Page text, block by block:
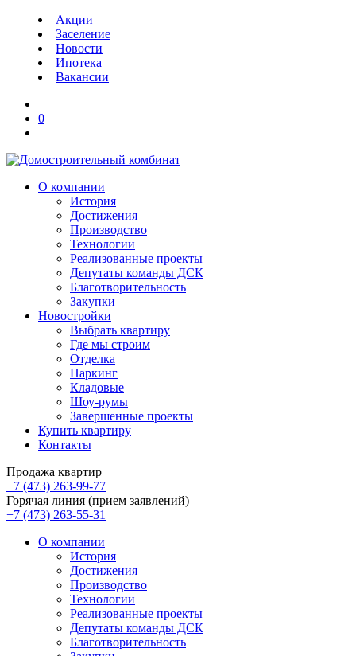
Акции
Заселение
Новости
Ипотека
Вакансии
0
О компании
История
Достижения
Производство
Технологии
Реализованные проекты
Депутаты команды ДСК
Благотворительность
Закупки
Новостройки
Выбрать квартиру
Где мы строим
Отделка
Паркинг
Кладовые
Шоу-румы
Завершенные проекты
Купить квартиру
Контакты
Продажа квартир
+7 (473) 263-99-77
Горячая линия (прием заявлений)
+7 (473) 263-55-31
О компании
История
Достижения
Производство
Технологии
Реализованные проекты
Депутаты команды ДСК
Благотворительность